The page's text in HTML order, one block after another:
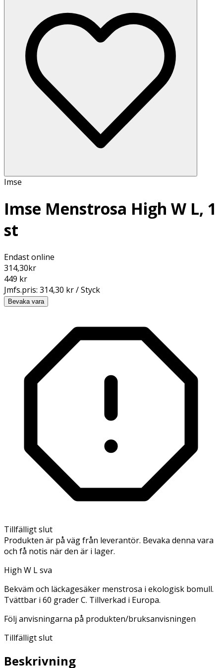
Imse
Imse Menstrosa High W L, 1
st
Endast online
314,30kr
449 kr
Jmfs.pris: 314,30 kr / Styck
Bevaka vara
Tillfälligt slut
Produkten är på väg från leverantör. Bevaka denna vara
och få notis när den är i lager.
High W L sva
Bekväm och läckagesäker menstrosa i ekologisk bomull.
Tvättbar i 60 grader C. Tillverkad i Europa.
Följ anvisningarna på produkten/bruksanvisningen
Tillfälligt slut
Beskrivning